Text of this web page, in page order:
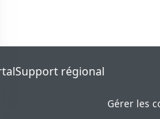
Support régional
Gérer les